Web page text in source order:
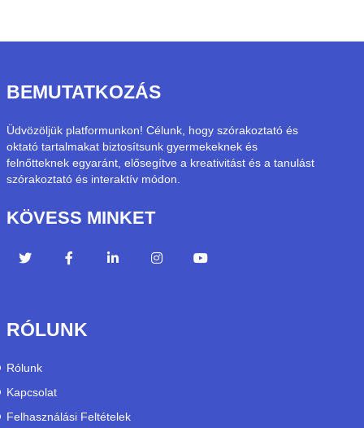
BEMUTATKOZÁS
Üdvözöljük platformunkon! Célunk, hogy szórakoztató és
oktató tartalmakat biztosítsunk gyermekeknek és
felnőtteknek egyaránt, elősegítve a kreativitást és a tanulást
szórakoztató és interaktív módon.
KÖVESS MINKET
RÓLUNK
Rólunk
Kapcsolat
Felhasználási Feltételek